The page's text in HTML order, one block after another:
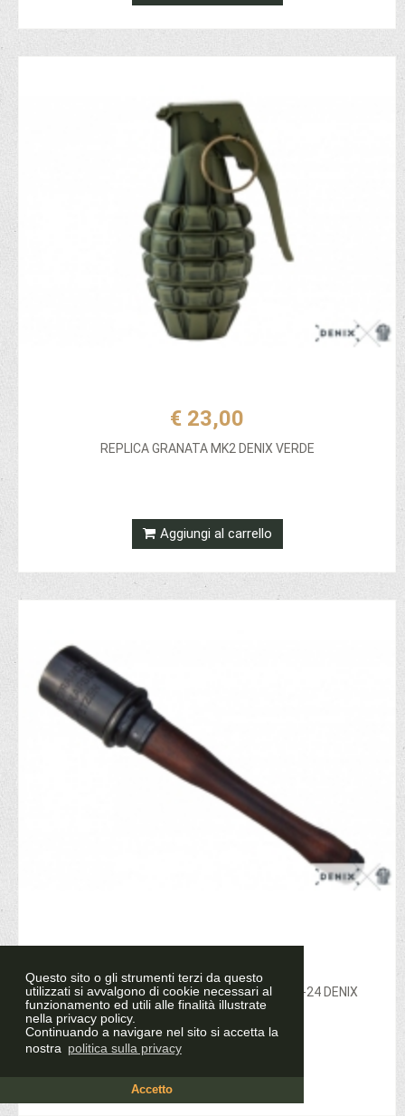
Questo sito o gli strumenti terzi da questo
utilizzati si avvalgono di cookie necessari al
funzionamento ed utili alle finalità illustrate
nella privacy policy.
Continuando a navigare nel sito si accetta la
nostra politica sulla privacy
Accetto
€ 23,00
REPLICA GRANATA MK2 DENIX VERDE
Aggiungi al carrello
REPLICA GRANATA STIELHANDGRANATE M-24 DENIX
Aggiungi al carrello